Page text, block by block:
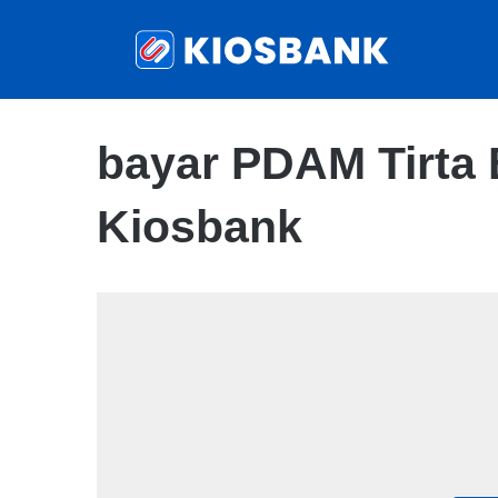
bayar PDAM
Kiosbank